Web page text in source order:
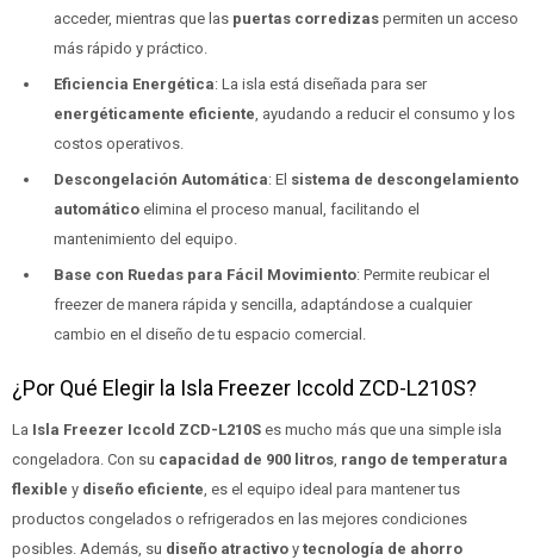
acceder, mientras que las puertas corredizas permiten un acceso
más rápido y práctico.
Eficiencia Energética: La isla está diseñada para ser
energéticamente eficiente , ayudando a reducir el consumo y los
costos operativos.
Descongelación Automática: El sistema de descongelamiento
automático elimina el proceso manual, facilitando el
mantenimiento del equipo.
Base con Ruedas para Fácil Movimiento: Permite reubicar el
freezer de manera rápida y sencilla, adaptándose a cualquier
cambio en el diseño de tu espacio comercial.
¿Por Qué Elegir la Isla Freezer Iccold ZCD-L210S?
La Isla Freezer Iccold ZCD-L210S es mucho más que una simple isla
congeladora. Con su capacidad de 900 litros rango de temperatura
flexible y diseño eficiente , es el equipo ideal para mantener tus
productos congelados o refrigerados en las mejores condiciones
posibles. Además, su diseño atractivo y tecnología de ahorro